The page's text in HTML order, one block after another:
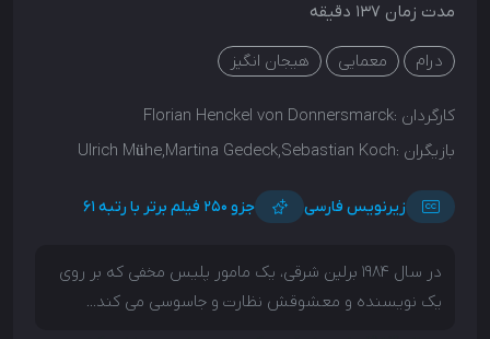
مدت زمان 137 دقیقه
درام معمایی هیجان انگیز
کارگردان :Florian Henckel von Donnersmarck
بازیگران :Ulrich Mühe,Martina Gedeck,Sebastian Koch
زیرنویس فارسی جزو ۲۵۰ فیلم برتر با رتبه 61
در سال 1984 برلین شرقی، یک مامور پلیس مخفی که بر روی
یک نویسنده و معشوقش نظارت و جاسوسی می کند...